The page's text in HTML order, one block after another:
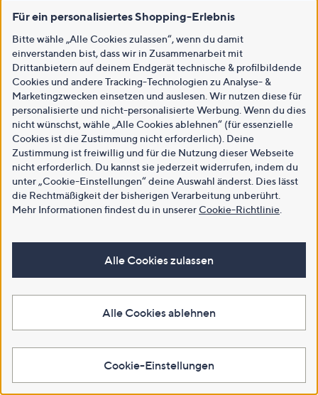
Für ein personalisiertes Shopping-Erlebnis
Bitte wähle „Alle Cookies zulassen“, wenn du damit
einverstanden bist, dass wir in Zusammenarbeit mit
Drittanbietern auf deinem Endgerät technische & profilbildende
Cookies und andere Tracking-Technologien zu Analyse- &
Marketingzwecken einsetzen und auslesen. Wir nutzen diese für
personalisierte und nicht-personalisierte Werbung. Wenn du dies
nicht wünschst, wähle „Alle Cookies ablehnen“ (für essenzielle
Cookies ist die Zustimmung nicht erforderlich). Deine
Zustimmung ist freiwillig und für die Nutzung dieser Webseite
nicht erforderlich. Du kannst sie jederzeit widerrufen, indem du
unter „Cookie-Einstellungen“ deine Auswahl änderst. Dies lässt
die Rechtmäßigkeit der bisherigen Verarbeitung unberührt.
Mehr Informationen findest du in unsererCookie-Richtlinie
Alle Cookies zulassen
Alle Cookies ablehnen
Cookie-Einstellungen